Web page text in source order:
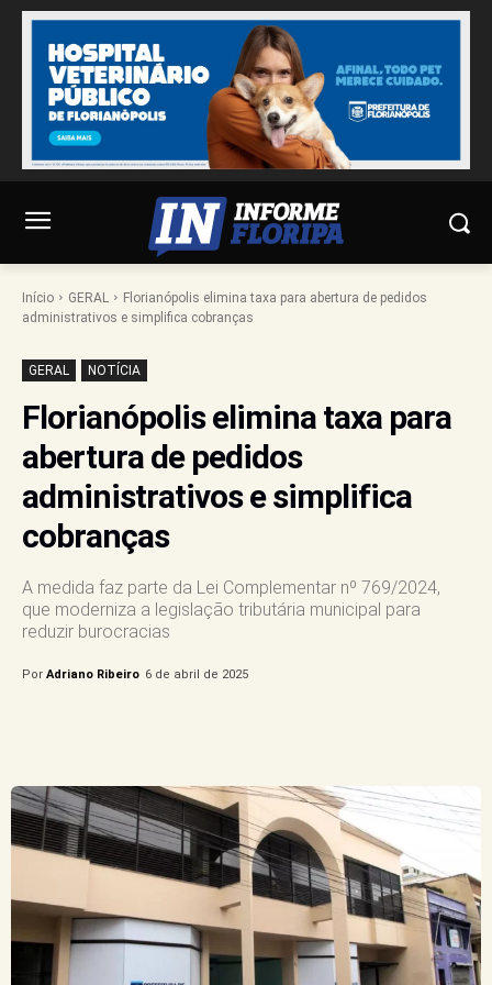
Início GERAL
Florianópolis elimina taxa para abertura de pedidos
administrativos e simplifica cobranças
GERAL NOTÍCIA
Florianópolis elimina taxa para
abertura de pedidos
administrativos e simplifica
cobranças
A medida faz parte da Lei Complementar nº 769/2024,
que moderniza a legislação tributária municipal para
reduzir burocracias
Por Adriano Ribeiro 6 de abril de 2025